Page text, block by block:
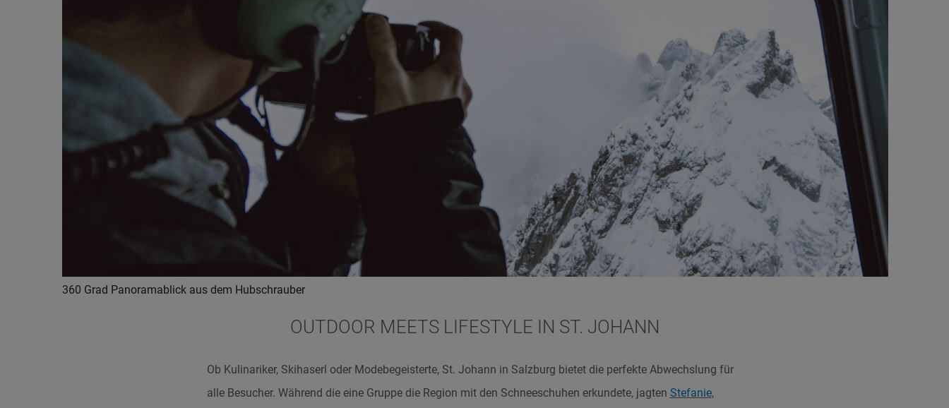
360 Grad Panoramablick aus dem Hubschrauber
OUTDOOR MEETS LIFESTYLE IN ST. JOHANN
Ob Kulinariker, Skihaserl oder Modebegeisterte, St. Johann in Salzburg bietet die perfekte Abwechslung für
alle Besucher. Während die eine Gruppe die Region mit den Schneeschuhen erkundete, jagten Stefanie,